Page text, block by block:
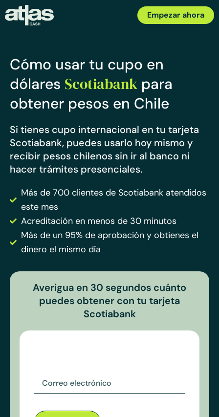
Empezar ahora
Cómo usar tu cupo en
dólares Scotiabank para
obtener pesos en Chile
Si tienes cupo internacional en tu tarjeta
Scotiabank, puedes usarlo hoy mismo y
recibir pesos chilenos sin ir al banco ni
hacer trámites presenciales.
Más de 700 clientes de Scotiabank atendidos
este mes
Acreditación en menos de 30 minutos
Más de un 95% de aprobación y obtienes el
dinero el mismo día
Averigua en 30 segundos cuánto
puedes obtener con tu tarjeta
Scotiabank